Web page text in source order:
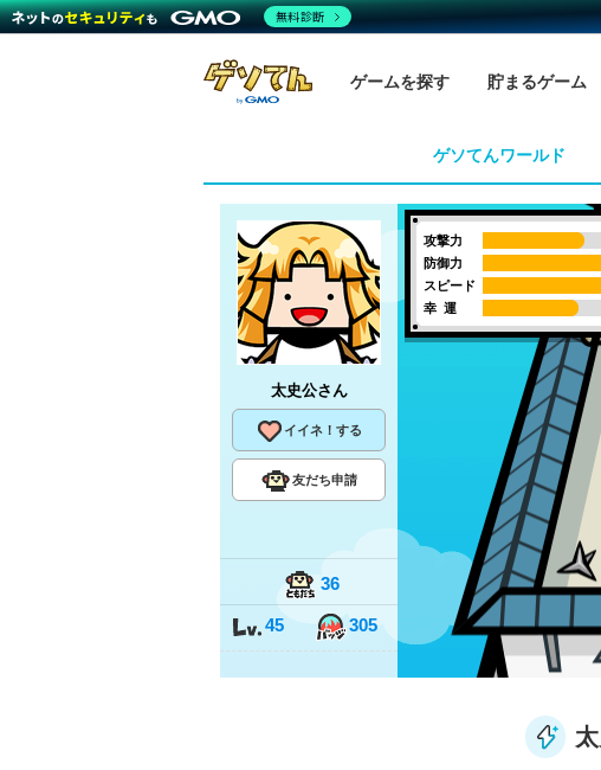
ゲームを探す 貯まるゲーム
ゲソてんワールド
太史公さん
イイネ！する
友だち申請
36
45 305
攻撃力
防御力
スピード
幸 運
無料診断